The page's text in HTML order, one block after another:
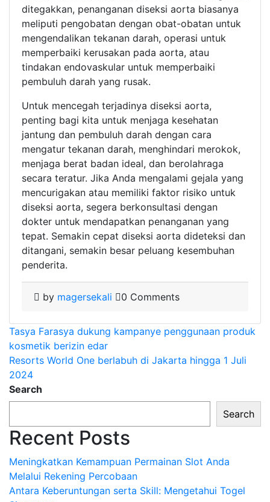
ditegakkan, penanganan diseksi aorta biasanya
meliputi pengobatan dengan obat-obatan untuk
mengendalikan tekanan darah, operasi untuk
memperbaiki kerusakan pada aorta, atau
tindakan endovaskular untuk memperbaiki
pembuluh darah yang rusak.
Untuk mencegah terjadinya diseksi aorta,
penting bagi kita untuk menjaga kesehatan
jantung dan pembuluh darah dengan cara
mengatur tekanan darah, menghindari merokok,
menjaga berat badan ideal, dan berolahraga
secara teratur. Jika Anda mengalami gejala yang
mencurigakan atau memiliki faktor risiko untuk
diseksi aorta, segera berkonsultasi dengan
dokter untuk mendapatkan penanganan yang
tepat. Semakin cepat diseksi aorta dideteksi dan
ditangani, semakin besar peluang kesembuhan
penderita.
by magersekali 0 Comments
Post
navigation
Tasya Farasya dukung kampanye penggunaan produk
kosmetik berizin edar
Resorts World One berlabuh di Jakarta hingga 1 Juli
2024
Search
Search
Recent Posts
Meningkatkan Kemampuan Permainan Slot Anda
Melalui Rekening Percobaan
Antara Keberuntungan serta Skill: Mengetahui Togel